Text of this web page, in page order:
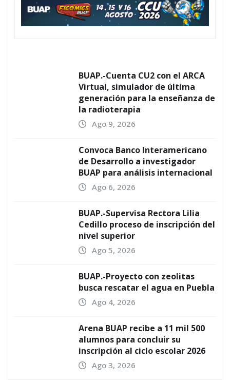
BUAP.-Cuenta CU2 con el ARCA
Virtual, simulador de última
generación para la enseñanza de
la radioterapia
Ago 9, 2026
Convoca Banco Interamericano
de Desarrollo a investigador
BUAP para análisis internacional
Ago 6, 2026
BUAP.-Supervisa Rectora Lilia
Cedillo proceso de inscripción del
nivel superior
Ago 5, 2026
BUAP.-Proyecto con zeolitas
busca rescatar el agua en Puebla
Ago 4, 2026
Arena BUAP recibe a 11 mil 500
alumnos para concluir su
inscripción al ciclo escolar 2026
Ago 3, 2026